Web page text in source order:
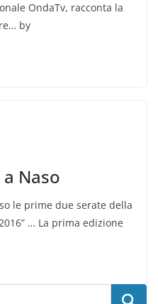
OndaTv, racconta la
by
Naso
le prime due serate della
… La prima edizione